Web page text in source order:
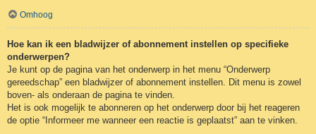
Omhoog
Hoe kan ik een bladwijzer of abonnement instellen op specifieke
onderwerpen?
Je kunt op de pagina van het onderwerp in het menu “Onderwerp
gereedschap” een bladwijzer of abonnement instellen. Dit menu is zowel
boven- als onderaan de pagina te vinden.
Het is ook mogelijk te abonneren op het onderwerp door bij het reageren
de optie “Informeer me wanneer een reactie is geplaatst” aan te vinken.